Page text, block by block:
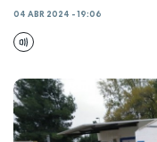
04 ABR 2024 - 19:06